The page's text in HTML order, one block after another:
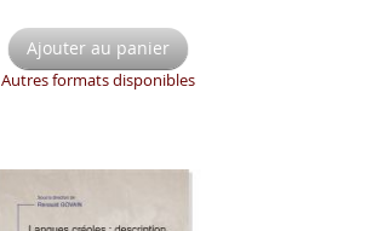
Ajouter au panier
Autres formats disponibles